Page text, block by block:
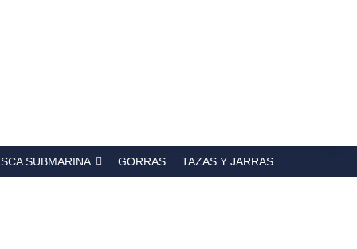
SUBMARINA GORRAS TAZAS Y JARRAS